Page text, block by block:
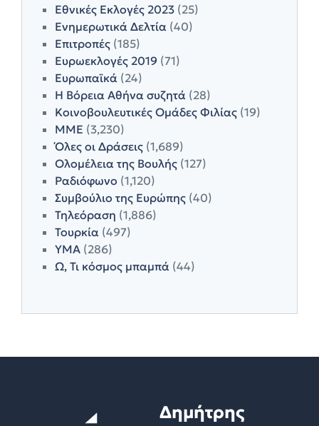
Εθνικές Εκλογές 2023 (25)
Ενημερωτικά Δελτία (40)
Επιτροπές (185)
Ευρωεκλογές 2019 (71)
Ευρωπαϊκά (24)
Η Βόρεια Αθήνα συζητά (28)
Κοινοβουλευτικές Ομάδες Φιλίας (19)
ΜΜΕ (3,230)
Όλες οι Δράσεις (1,689)
Ολομέλεια της Βουλής (127)
Ραδιόφωνο (1,120)
Συμβούλιο της Ευρώπης (40)
Τηλεόραση (1,886)
Τουρκία (497)
ΥΜΑ (286)
Ω, Τι κόσμος μπαμπά (44)
Δημήτρης